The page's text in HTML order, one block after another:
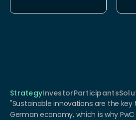
StrategyInvestorParticipants
"Sustainable innovations are the
German economy, which is why